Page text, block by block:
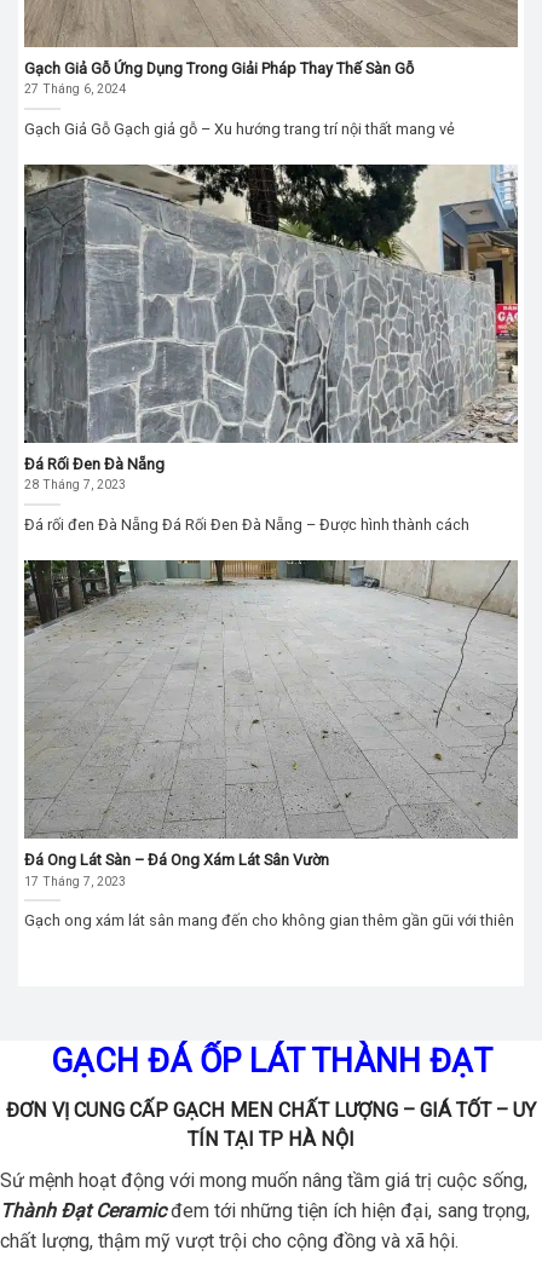
Gạch Giả Gỗ Ứng Dụng Trong Giải Pháp Thay Thế Sàn Gỗ
27 Tháng 6, 2024
Gạch Giả Gỗ Gạch giả gỗ – Xu hướng trang trí nội thất mang vẻ
Đá Rối Đen Đà Nẵng
28 Tháng 7, 2023
Đá rối đen Đà Nẵng Đá Rối Đen Đà Nẵng – Được hình thành cách
Đá Ong Lát Sàn – Đá Ong Xám Lát Sân Vườn
17 Tháng 7, 2023
Gạch ong xám lát sân mang đến cho không gian thêm gần gũi với thiên
GẠCH ĐÁ ỐP LÁT THÀNH ĐẠT
ĐƠN VỊ CUNG CẤP GẠCH MEN CHẤT LƯỢNG – GIÁ TỐT – UY
TÍN TẠI TP HÀ NỘI
Sứ mệnh hoạt động với mong muốn nâng tầm giá trị cuộc sống,
Thành Đạt Ceramicđem tới những tiện ích hiện đại, sang trọng,
chất lượng, thậm mỹ vượt trội cho cộng đồng và xã hội.